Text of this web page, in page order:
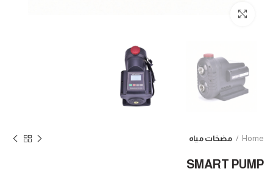
Home مضخات مياه
SMART PUMP